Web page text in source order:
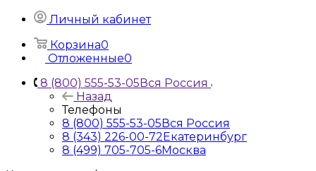
Личный кабинет
Корзина0
Отложенные0
8 (800) 555-53-05Вся Россия
Назад
Телефоны
8 (800) 555-53-05Вся Россия
8 (343) 226-00-72Екатеринбург
8 (499) 705-705-6Москва